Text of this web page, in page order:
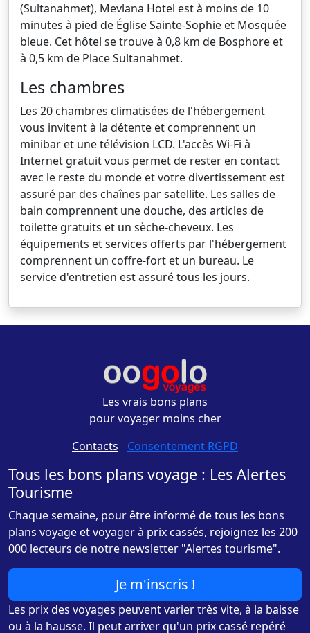
(Sultanahmet), Mevlana Hotel est à moins de 10
minutes à pied de Église Sainte-Sophie et Mosquée
bleue. Cet hôtel se trouve à 0,8 km de Bosphore et
à 0,5 km de Place Sultanahmet.
Les chambres
Les 20 chambres climatisées de l'hébergement
vous invitent à la détente et comprennent un
minibar et une télévision LCD. L'accès Wi-Fi à
Internet gratuit vous permet de rester en contact
avec le reste du monde et votre divertissement est
assuré par des chaînes par satellite. Les salles de
bain comprennent une douche, des articles de
toilette gratuits et un sèche-cheveux. Les
équipements et services offerts par l'hébergement
comprennent un coffre-fort et un bureau. Le
service d'entretien est assuré tous les jours.
Les vrais bons plans
pour voyager moins cher
Contacts - Consentement RGPD
Tous les bons plans voyage : Les Alertes
Tourisme
Chaque semaine, pour être informé de tous les bons
plans voyage et voyager à prix cassés, rejoignez les 200
000 lecteurs de notre newsletter "Alertes tourisme".
Je m'inscris !
Les prix des voyages peuvent varier très vite, à la baisse
ou à la hausse. Il peut arriver qu'un prix cassé repéré